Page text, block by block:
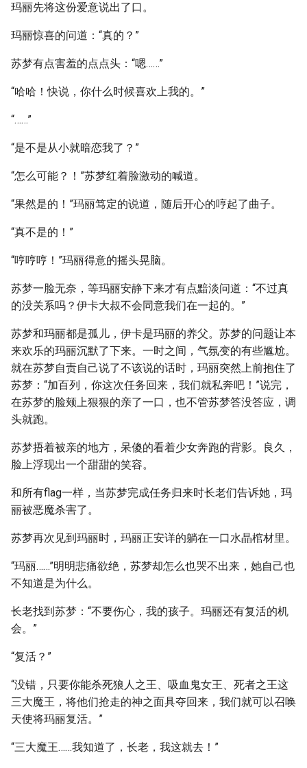
玛丽先将这份爱意说出了口。
玛丽惊喜的问道：“真的？”
苏梦有点害羞的点点头：“嗯……”
“哈哈！快说，你什么时候喜欢上我的。”
“……”
“是不是从小就暗恋我了？”
“怎么可能？！”苏梦红着脸激动的喊道。
“果然是的！”玛丽笃定的说道，随后开心的哼起了曲子。
“真不是的！”
“哼哼哼！”玛丽得意的摇头晃脑。
苏梦一脸无奈，等玛丽安静下来才有点黯淡问道：“不过真
的没关系吗？伊卡大叔不会同意我们在一起的。”
苏梦和玛丽都是孤儿，伊卡是玛丽的养父。苏梦的问题让本
来欢乐的玛丽沉默了下来。一时之间，气氛变的有些尴尬。
就在苏梦自责自己说了不该说的话时，玛丽突然上前抱住了
苏梦：“加百列，你这次任务回来，我们就私奔吧！”说完，
在苏梦的脸颊上狠狠的亲了一口，也不管苏梦答没答应，调
头就跑。
苏梦捂着被亲的地方，呆傻的看着少女奔跑的背影。良久，
脸上浮现出一个甜甜的笑容。
和所有flag一样，当苏梦完成任务归来时长老们告诉她，玛
丽被恶魔杀害了。
苏梦再次见到玛丽时，玛丽正安详的躺在一口水晶棺材里。
“玛丽……”明明悲痛欲绝，苏梦却怎么也哭不出来，她自己也
不知道是为什么。
长老找到苏梦：“不要伤心，我的孩子。玛丽还有复活的机
会。”
“复活？”
“没错，只要你能杀死狼人之王、吸血鬼女王、死者之王这
三大魔王，将他们抢走的神之面具夺回来，我们就可以召唤
天使将玛丽复活。”
“三大魔王……我知道了，长老，我这就去！”